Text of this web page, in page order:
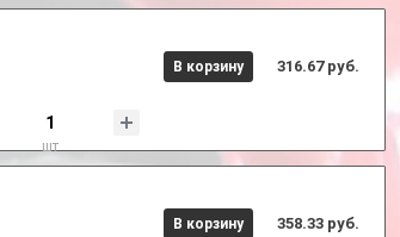
316.67 руб.
В корзину
шт
358.33 руб.
В корзину